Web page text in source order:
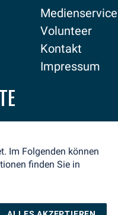
Medienservice
Volunteer
Kontakt
Impressum
Im Folgenden können
finden Sie in